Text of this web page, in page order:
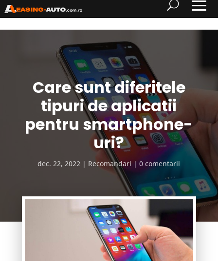
Care sunt diferitele
tipuri de aplicatii
pentru smartphone-
uri?
dec. 22, 2022 Recomandari 0 comentarii